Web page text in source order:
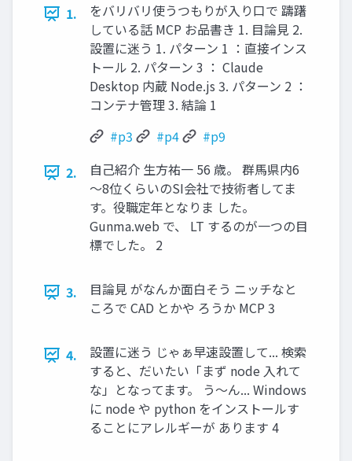
1.
をバリバリ使うつもりが入り口で 躊躇
している話 MCP お品書き 1. 目論見 2.
設置に迷う 1. パターン 1 ：直接インス
トール 2. パターン 3 ： Claude
Desktop 内蔵 Node.js 3. パターン 2 ：
コンテナ管理 3. 結論 1
#p3
#p4
#p9
2.
自己紹介 生方祐一 56 歳。 群馬県内6
～8位くらいのSI会社で技術者してま
す。役職定年となりま した。
Gunma.web で、 LT するのが一つの目
標でした。 2
3.
目論見 がなんか面白そう ニッチなと
ころで CAD とかや ろうか MCP 3
4.
設置に迷う じゃぁ早速設置して... 検索
すると、だいたい「まず node 入れて
な」となってます。 う～ん... Windows
に node や python をインストールす
ることにアレルギーが あります 4